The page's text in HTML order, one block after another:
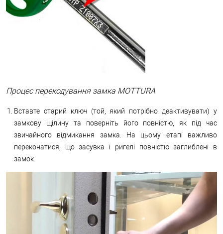
Процес перекодування замка MOTTURA
Вставте старий ключ (той, який потрібно деактивувати) у
замкову щілину та поверніть його повністю, як під час
звичайного відмикання замка. На цьому етапі важливо
переконатися, що засувка і ригелі повністю заглиблені в
замок.